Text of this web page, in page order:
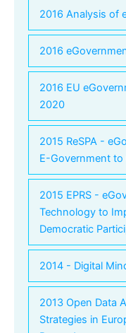
2016 Analysis of
2016
2016 EU
2020
2015 ReSPA -
E-Government
2015 EPRS -
Technology to
Democratic
2014 - Digital
2013 Open Data
Strategies in